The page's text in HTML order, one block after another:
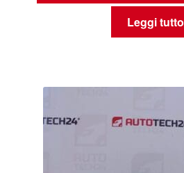
Leggi tutto